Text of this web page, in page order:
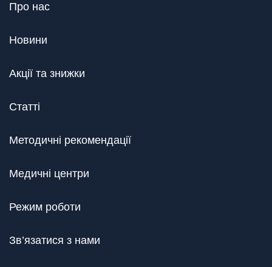
Про нас
Новини
Акції та знижки
Статті
Методичні рекомендації
Медичні центри
Режим роботи
Зв’язатися з нами